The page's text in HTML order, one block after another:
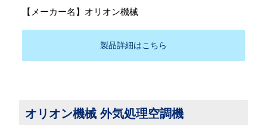
【メーカー名】オリオン機械
製品詳細はこちら
オリオン機械 外気処理空調機